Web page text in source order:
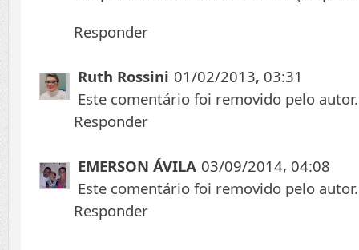
Responder
Ruth Rossini 01/02/2013, 03:31
Este comentário foi removido pelo autor.
Responder
EMERSON ÁVILA 03/09/2014, 04:08
Este comentário foi removido pelo autor.
Responder